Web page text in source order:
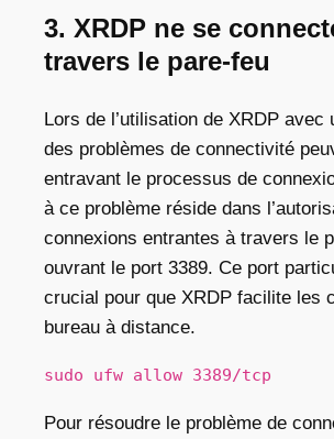
3. XRDP ne se
travers le pare-feu
Lors de l’utilisation de XRDP avec
des problèmes de connectivité
entravant le processus de
à ce problème réside dans
connexions entrantes à travers le
ouvrant le port 3389. Ce port
crucial pour que XRDP facilite les
bureau à distance.
sudo ufw allow 3389/tcp
Pour résoudre le problème de